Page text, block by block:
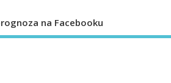
na Facebooku